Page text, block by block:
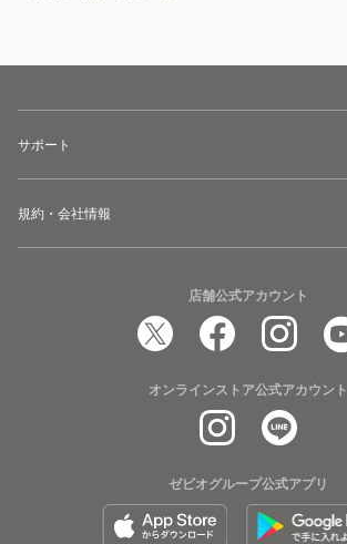
サポート
規約・会社情報
店舗公式アカウント
オンラインストア公式アカウント
ゼビオグループ公式アプリ